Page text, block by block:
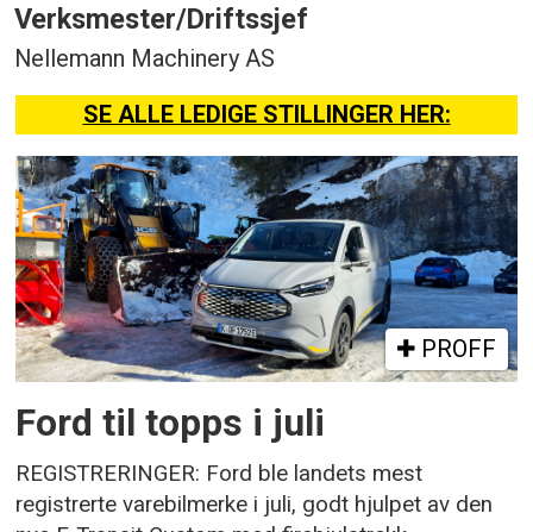
Verksmester/Driftssjef
Nellemann Machinery AS
SE ALLE LEDIGE STILLINGER HER:
PROFF
Ford til topps i juli
REGISTRERINGER: Ford ble landets mest
registrerte varebilmerke i juli, godt hjulpet av den